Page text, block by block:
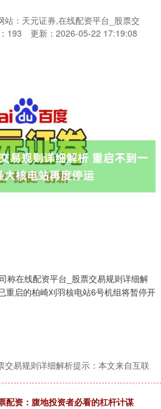
站：天元证券,在线配资平台_股票交
193 更新：2026-05-22 17:19:08
称在线配资平台_股票交易规则详细解
重启的柏崎刈羽核电站6号机组将暂停开
交易规则详细解析提示：本文来自互联
配资：腹地投资者必看的杠杆计谋